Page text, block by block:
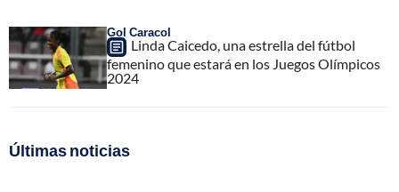
Gol Caracol
Linda Caicedo, una estrella del fútbol
femenino que estará en los Juegos Olímpicos
2024
Últimas noticias